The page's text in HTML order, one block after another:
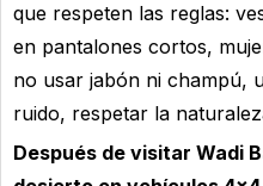
que respeten las reglas:
en pantalones cortos,
no usar jabón ni champú,
ruido, respetar la
Después de visitar Wadi